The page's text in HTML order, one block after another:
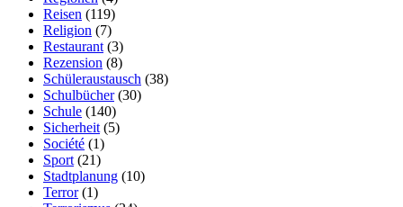
Reisen (119)
Religion (7)
Restaurant (3)
Rezension (8)
Schüleraustausch (38)
Schulbücher(30)
Schule (140)
Sicherheit (5)
Société (1)
Sport (21)
Stadtplanung (10)
Terror(1)